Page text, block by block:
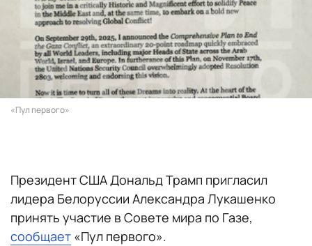
«Пул первого»
Президент США Дональд Трамп пригласил
лидера Белоруссии Александра Лукашенко
принять участие в Совете мира по Газе,
сообщает «Пул первого».